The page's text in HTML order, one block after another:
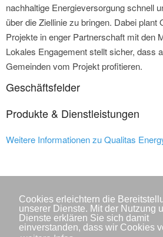
Cookies erleichtern die
unserer Dienste. Mit der Nutzung
Dienste erklären Sie sich damit
einverstanden, dass wir Cookies
nachhaltige Energieversorgung schnell
über die Ziellinie zu bringen. Dabei plant
Projekte in enger Partnerschaft mit den
Lokales Engagement stellt sicher, dass
Gemeinden vom Projekt profitieren.
Geschäftsfelder
Produkte & Dienstleistungen
Weitere Informationen zu Qualitas